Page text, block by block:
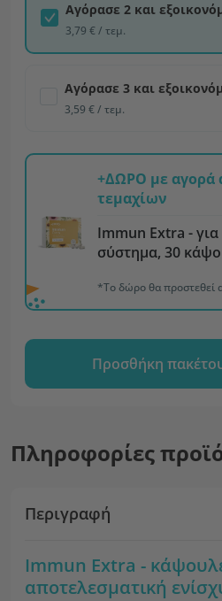
Αγόρασε 2 και
3,79 € / τεμ.
Αγόρασε 3 και
3,59 € / τεμ.
+ΔΩΡΟ με αγορά
τεμαχίων
Immun Extra -
σύστημα, 30
*Το δώρο θα προστεθεί
Προσθήκη
Πληροφορίες
Περιγραφή
Immun Extra -
αποτελεσματική